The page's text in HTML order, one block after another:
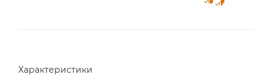
Характеристики